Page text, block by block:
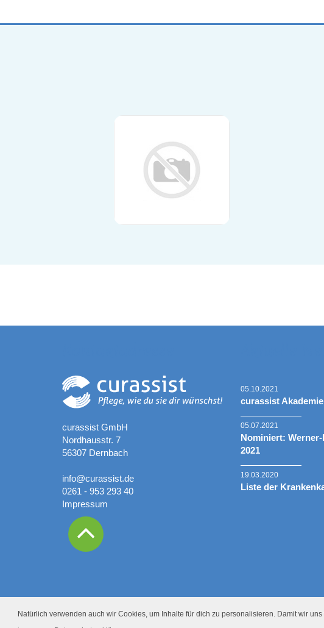
Natürlich verwenden auch wir Cookies, um Inhalte für dich zu personalisieren. Damit wir
curassist GmbH
Nordhausstr. 7
56307 Dernbach
info@curassist.de
0261 - 953 293 40
Impressum
05.10.2021
curassist Akademie
05.07.2021
Nominiert:
2021
19.03.2020
Liste der